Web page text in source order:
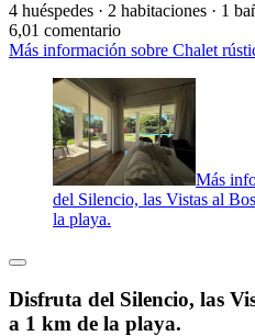
4 huéspedes · 2 habitaciones · 1
6,01 comentario
Más información sobre Chalet
Más
del Silencio, las Vistas al
la playa.
Disfruta del Silencio, las
a 1 km de la playa.